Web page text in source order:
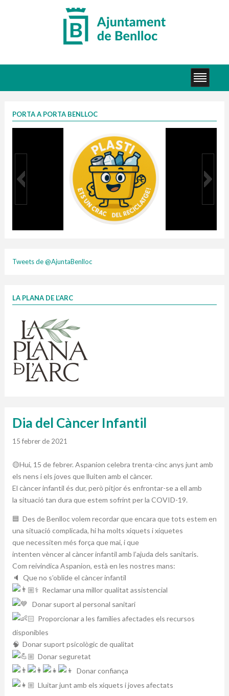
PORTA A PORTA BENLLOC
1 contenidors intel·ligents
Finançat per la Unió Europea – NextGenerationEU
Tweets de @AjuntaBenlloc
LA PLANA DE L’ARC
Dia del Càncer Infantil
15 febrer de 2021
🟡Hui, 15 de febrer. Aspanion celebra trenta-cinc anys junt amb
els nens i els joves que lluiten amb el càncer.
El càncer infantil és dur, però pitjor és enfrontar-se a ell amb
la situació tan dura que estem sofrint per la COVID-19.
🟦 Des de Benlloc volem recordar que encara que tots estem en
una situació complicada, hi ha molts xiquets i xiquetes
que necessiten més força que mai, i que
intenten vèncer al càncerinfantil amb l’ajuda dels sanitaris.
Com reivindica Aspanion, està en les nostres mans:
🔈 Que no s’oblide el càncer infantil
🏼‍⚕️ Reclamar una millor qualitat assistencial
Donar suport al personal sanitari
🏻 Proporcionar a les famílies afectades els recursos
disponibles
🧠 Donar suport psicològic de qualitat
🏼 Donar seguretat
Donar confiança
🏼 Lluitar junt amb els xiquets i joves afectats